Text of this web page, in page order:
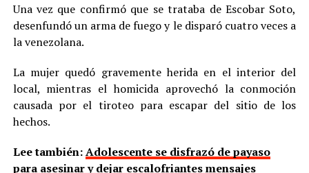
Una vez que confirmó que se trataba de Escobar Soto,
desenfundó un arma de fuego y le disparó cuatro veces a
la venezolana.
La mujer quedó gravemente herida en el interior del
local, mientras el homicida aprovechó la conmoción
causada por el tiroteo para escapar del sitio de los
hechos.
Lee también:Adolescente se disfrazó de payaso
para asesinar y dejar escalofriantes mensajes